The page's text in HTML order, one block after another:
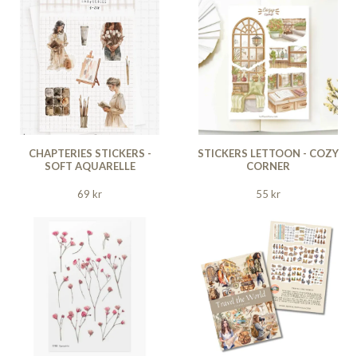
CHAPTERIES STICKERS -
SOFT AQUARELLE
69 kr
STICKERS LETTOON - COZY
CORNER
55 kr